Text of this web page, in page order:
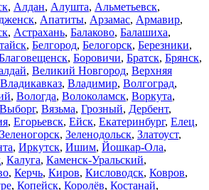
, Алдан, Алушта, Альметьевск,
, Апатиты, Арзамас, Армавир,
, Астрахань, Балаково, Балашиха,
, Белгород, Белогорск, Березники,
, Боровичи, Братск, Брянск,
, Великий Новгород, Верхняя
Владикавказ, Владимир, Волгоград,
, Вологда, Волоколамск, Воркута,
Выборг, Вязьма, Грозный, Дербент,
, Егорьевск, Ейск, Екатеринбург, Елец,
Зеленогорск, Зеленодольск, Златоуст,
, Иркутск, Ишим, Йошкар-Ола,
, Калуга, Каменск-Уральский,
, Керчь, Киров, Кисловодск, Ковров,
, Копейск, Королёв, Костанай,